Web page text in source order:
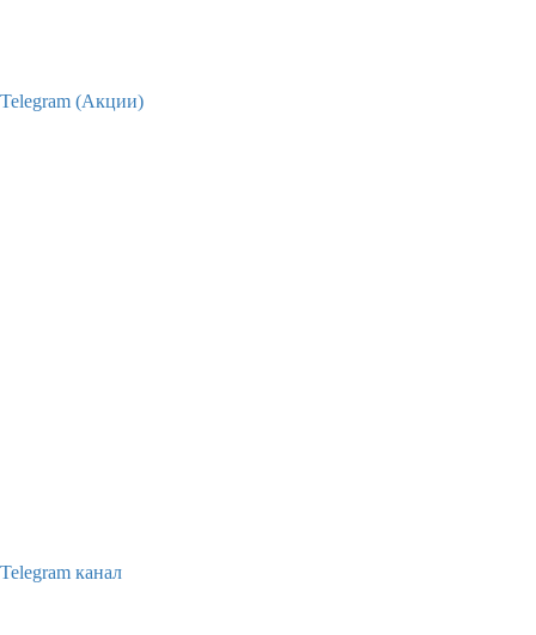
Telegram (Акции)
Telegram канал